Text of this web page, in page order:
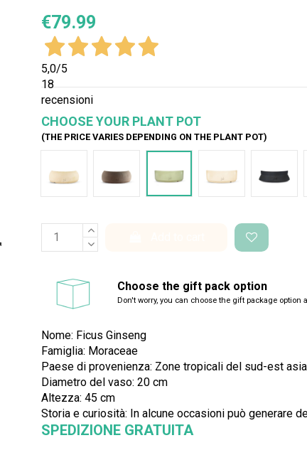
€79.99
5,0/5
18
recensioni
CHOOSE YOUR PLANT POT
(THE PRICE VARIES DEPENDING ON THE PLANT POT)
Choose the gift pack option
Don't worry, you can choose the gift package
Nome: Ficus Ginseng
Famiglia: Moraceae
Paese di provenienza: Zone tropicali del sud-est
Diametro del vaso: 20 cm
Altezza: 45 cm
Storia e curiosità: In alcune occasioni può generare
SPEDIZIONE GRATUITA